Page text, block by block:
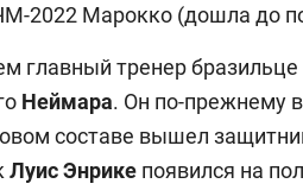
2022 Марокко (дошла до
главный тренер бразильце
Неймара. Он по-прежнему
составе вышел
Луис Энрике появился на